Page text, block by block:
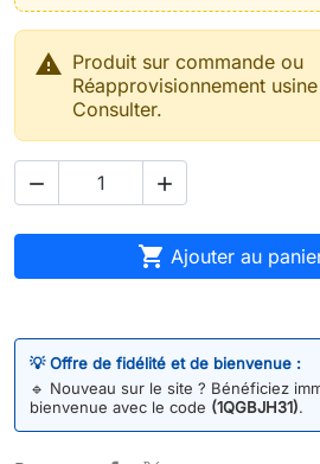
 Produit sur commande ou
Réapprovisionnement
Consulter.
 
 Ajouter au
💡 Offre de fidélité et de bienvenue :
🔹 Nouveau sur le site ? Bénéficiez
bienvenue avec le code (1QGBJH31).